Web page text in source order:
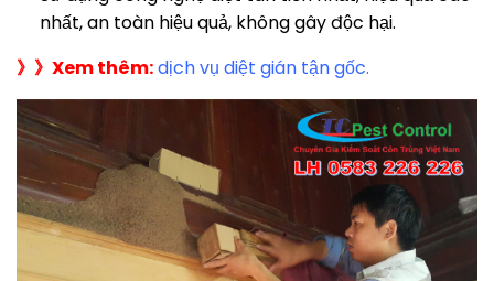
nhất, an toàn hiệu quả, không gây độc hại.
》》Xem thêm:dịch vụ diệt gián tận gốc.